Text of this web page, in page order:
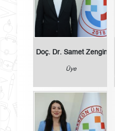
Doç. Dr. Samet Zengin
Üye